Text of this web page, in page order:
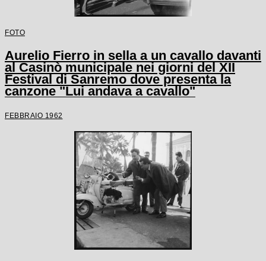
FOTO
Aurelio Fierro in sella a un cavallo davanti
al Casinò municipale nei giorni del XII
Festival di Sanremo dove presenta la
canzone "Lui andava a cavallo"
FEBBRAIO 1962